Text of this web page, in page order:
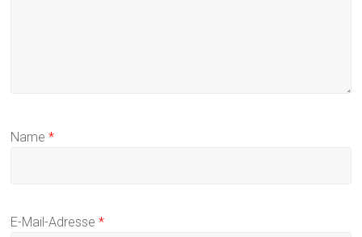
Name*
E-Mail-Adresse*